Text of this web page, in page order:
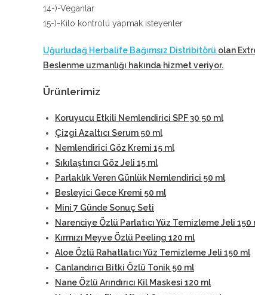
14-)-Veganlar
15-)-Kilo kontrolü yapmak isteyenler
Uğurludağ Herbalife Bağımsız Distribitörü olan
Beslenme uzmanlığı hakında hizmet veriyor.
Ürünlerimiz
Koruyucu Etkili Nemlendirici SPF 30 50 ml
Çizgi Azaltıcı Serum 50 ml
Nemlendirici Göz Kremi 15 ml
Sıkılaştırıcı Göz Jeli 15 ml
Parlaklık Veren Günlük Nemlendirici 50 ml
Besleyici Gece Kremi 50 ml
Mini 7 Günde Sonuç Seti
Narenciye Özlü Parlatıcı Yüz Temizleme Jeli 150
Kırmızı Meyve Özlü Peeling 120 ml
Aloe Özlü Rahatlatıcı Yüz Temizleme Jeli 150 ml
Canlandırıcı Bitki Özlü Tonik 50 ml
Nane Özlü Arındırıcı Kil Maskesi 120 ml